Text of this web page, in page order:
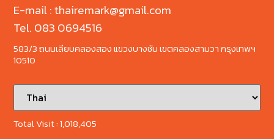
E-mail : thairemark@gmail.com
Tel. 083 0694516
583/3 ถนนเลียบคลองสอง แขวงบางชัน เขตคลองสามวา กรุงเทพฯ
10510
Total Visit :1,018,405